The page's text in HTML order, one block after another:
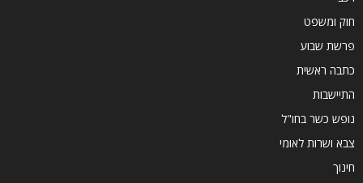
חוק ומשפט
פרשת שבוע
כתבה ראשית
התיישבות
נופש כשר בחו"ל
צבא ושרות לאומי
חינוך